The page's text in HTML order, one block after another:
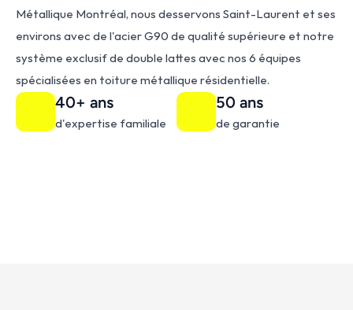
Métallique Montréal, nous desservons Saint-Laurent et ses
environs avec de l'acier G90 de qualité supérieure et notre
système exclusif de double lattes avec nos 6 équipes
spécialisées en toiture métallique résidentielle.
40+ ans
d'expertise familiale
50 ans
de garantie